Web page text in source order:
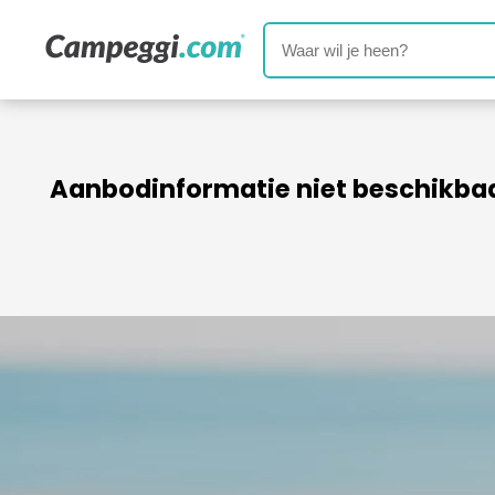
Aanbodinformatie niet